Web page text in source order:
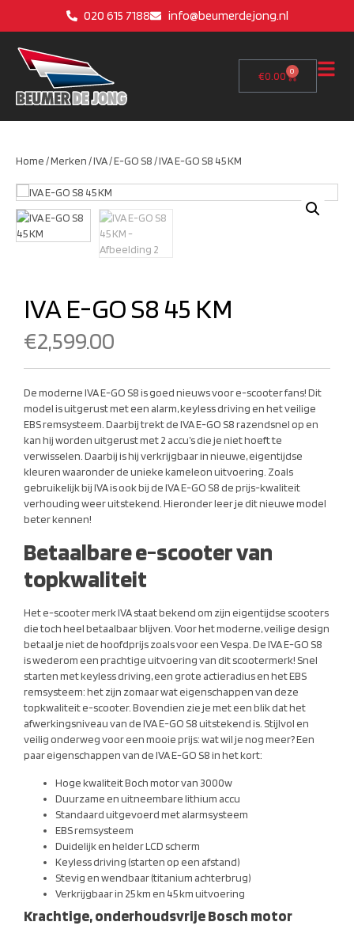
020 615 7188 info@beumerdejong.nl
€0.00 0
Home /Merken /IVA/E-GO S8 / IVA E-GO S8 45 KM
IVA E-GO S8 45 KM
€2,599.00
De moderne IVA E-GO S8 is goed nieuws voor e-scooter fans! Dit
model is uitgerust met een alarm, keyless driving en het veilige
EBS remsysteem. Daarbij trekt de IVA E-GO S8 razendsnel op en
kan hij worden uitgerust met 2 accu’s die je niet hoeft te
verwisselen. Daarbij is hij verkrijgbaar in nieuwe, eigentijdse
kleuren waaronder de unieke kameleon uitvoering. Zoals
gebruikelijk bij IVA is ook bij de IVA E-GO S8 de prijs-kwaliteit
verhouding weer uitstekend. Hieronder leer je dit nieuwe model
beter kennen!
Betaalbare e-scooter van
topkwaliteit
Het e-scooter merk IVA staat bekend om zijn eigentijdse scooters
die toch heel betaalbaar blijven. Voor het moderne, veilige design
betaal je niet de hoofdprijs zoals voor een Vespa. De IVA E-GO S8
is wederom een prachtige uitvoering van dit scootermerk! Snel
starten met keyless driving, een grote actieradius en het EBS
remsysteem: het zijn zomaar wat eigenschappen van deze
topkwaliteit e-scooter. Bovendien zie je met een blik dat het
afwerkingsniveau van de IVA E-GO S8 uitstekend is. Stijlvol en
veilig onderweg voor een mooie prijs: wat wil je nog meer? Een
paar eigenschappen van de IVA E-GO S8 in het kort:
Hoge kwaliteit Boch motor van 3000w
Duurzame en uitneembare lithium accu
Standaard uitgevoerd met alarmsysteem
EBS remsysteem
Duidelijk en helder LCD scherm
Keyless driving (starten op een afstand)
Stevig en wendbaar (titanium achterbrug)
Verkrijgbaar in 25 km en 45 km uitvoering
Krachtige, onderhoudsvrije Bosch motor